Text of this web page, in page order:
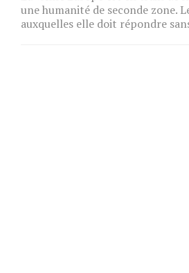
une humanité de seconde zone.
auxquelles elle doit répondre